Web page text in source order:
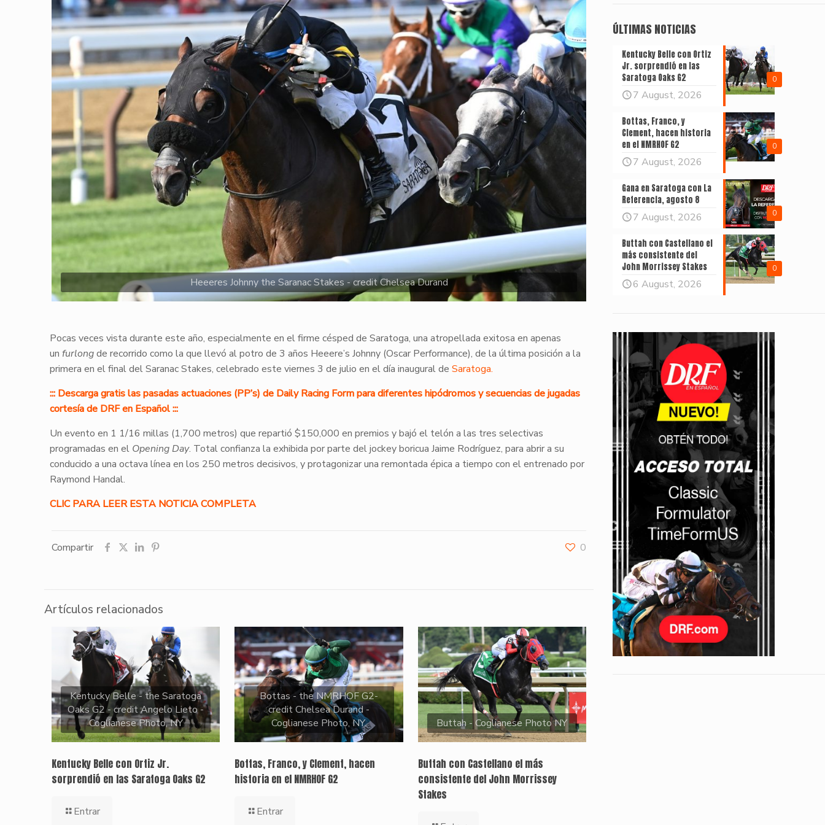
Heeeres Johnny the Saranac Stakes - credit Chelsea Durand
Pocas veces vista durante este año, especialmente en el firme césped de Saratoga, una atropellada exitosa en apenas
un furlongde recorrido como la que llevó al potro de 3 años Heeere’s Johnny (Oscar Performance), de la última posición a la
primera en el final del Saranac Stakes, celebrado este viernes 3 de julio en el día inaugural de Saratoga.
::: Descarga gratis las pasadas actuaciones (PP’s) de Daily Racing Form para diferentes hipódromos y secuencias de jugadas
cortesía de DRF en Español :::
Un evento en 1 1/16 millas (1,700 metros) que repartió $150,000 en premios y bajó el telón a las tres selectivas
programadas en el Opening Day. Total confianza la exhibida por parte del jockey boricua Jaime Rodríguez, para abrir a su
conducido a una octava línea en los 250 metros decisivos, y protagonizar una remontada épica a tiempo con el entrenado por
Raymond Handal.
CLIC PARA LEER ESTA NOTICIA COMPLETA
Compartir 0
Artículos relacionados
Kentucky Belle - the Saratoga
Oaks G2 - credit Angelo Lieto -
Coglianese Photo, NY
Kentucky Belle con Ortiz Jr.
sorprendió en las Saratoga Oaks G2
Entrar
Bottas - the NMRHOF G2-
credit Chelsea Durand -
Coglianese Photo, NY.
Bottas, Franco, y Clement, hacen
historia en el NMRHOF G2
Entrar
Buttah - Coglianese Photo NY
Buttah con Castellano el más
consistente del John Morrissey
Stakes
ÚLTIMAS NOTICIAS
0
Kentucky Belle con Ortiz
Jr. sorprendió en las
Saratoga Oaks G2
7 August, 2026
0
Bottas, Franco, y
Clement, hacen historia
en el NMRHOF G2
7 August, 2026
0
Gana en Saratoga con La
Referencia, agosto 8
7 August, 2026
0
Buttah con Castellano el
más consistente del
John Morrissey Stakes
6 August, 2026